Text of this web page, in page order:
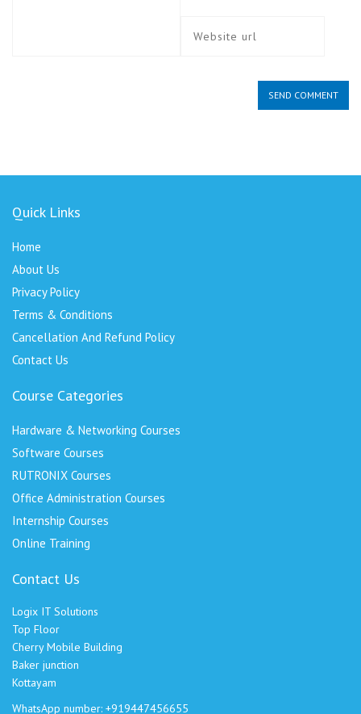
Quick Links
Home
About Us
Privacy Policy
Terms & Conditions
Cancellation And Refund Policy
Contact Us
Course Categories
Hardware & Networking Courses
Software Courses
RUTRONIX Courses
Office Administration Courses
Internship Courses
Online Training
Contact Us
Logix IT Solutions
Top Floor
Cherry Mobile Building
Baker junction
Kottayam
WhatsApp number: +919447456655